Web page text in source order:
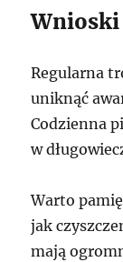
Wnioski
Regularna
uniknąć
Codzienna
w
Warto
jak
mają